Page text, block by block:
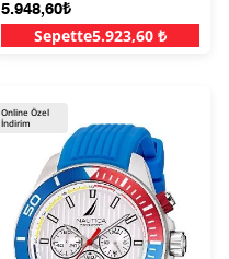
Sepette5.923,60 ₺
5.948,60₺
Online Özel
İndirim